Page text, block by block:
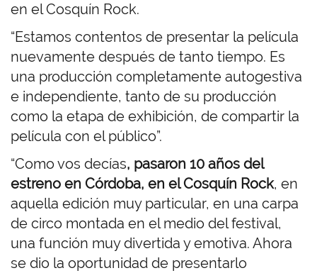
en el Cosquín Rock.
“Estamos contentos de presentar la película
nuevamente después de tanto tiempo. Es
una producción completamente autogestiva
e independiente, tanto de su producción
como la etapa de exhibición, de compartir la
película con el público”.
“Como vos decías, pasaron 10 años del
estreno en Córdoba, en el Cosquín Rock, en
aquella edición muy particular, en una carpa
de circo montada en el medio del festival,
una función muy divertida y emotiva. Ahora
se dio la oportunidad de presentarlo